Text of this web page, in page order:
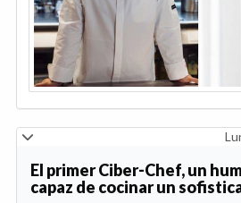
El primer Ciber-Chef, un
capaz de cocinar un